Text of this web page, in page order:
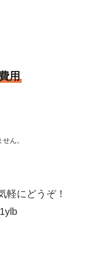
用
ん。
軽にどうぞ！